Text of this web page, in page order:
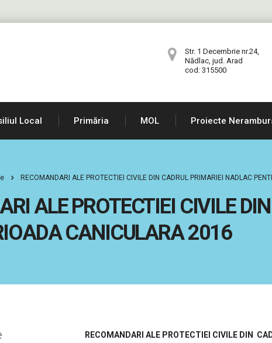
Str. 1 Decembrie nr.24,
Nădlac, jud. Arad
cod: 315500
Local Primăria MOL Proiecte
RECOMANDARI ALE PROTECTIEI CIVILE DIN CADRUL PRIMARIEI NADLAC
ALE PROTECTIEI CIVILE
CANICULARA 2016
RECOMANDARI ALE PROTECTIEI CIVILE DIN